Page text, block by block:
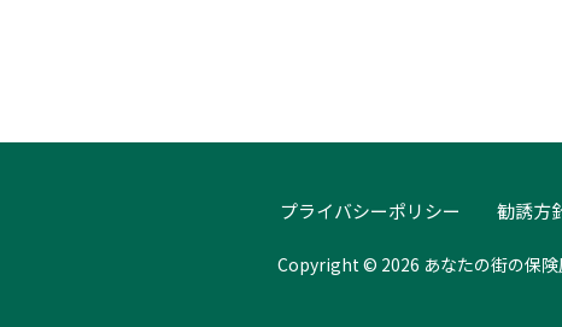
プライバシーポリシー 勧誘方
Copyright © 2026 あなたの街の保